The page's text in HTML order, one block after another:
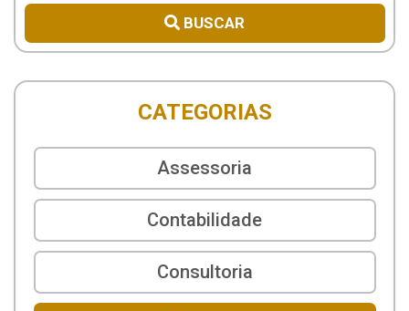
BUSCAR
CATEGORIAS
Assessoria
Contabilidade
Consultoria